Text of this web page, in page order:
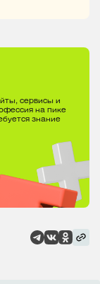
сервисы и
на пике
знание